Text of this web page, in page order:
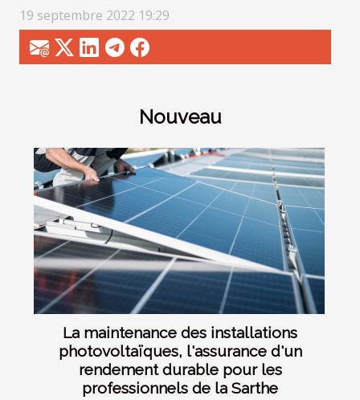
19 septembre 2022 19:29
Nouveau
La maintenance des installations
photovoltaïques, l'assurance d'un
rendement durable pour les
professionnels de la Sarthe